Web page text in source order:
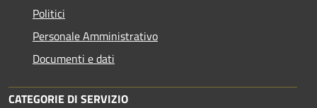
Politici
Personale Amministrativo
Documenti e dati
CATEGORIE DI SERVIZIO